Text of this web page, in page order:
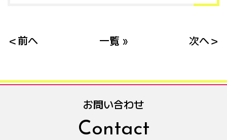
＜前へ 一覧 » 次へ＞
お問い合わせ
Contact